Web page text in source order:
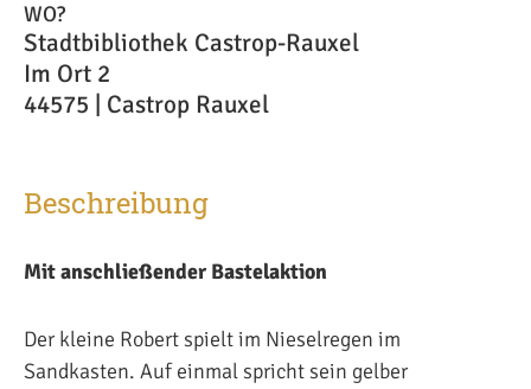
WO?
Stadtbibliothek Castrop-Rauxel
Im Ort 2
44575 | Castrop Rauxel
Beschreibung
Mit anschließender Bastelaktion
Der kleine Robert spielt im Nieselregen im
Sandkasten. Auf einmal spricht sein gelber